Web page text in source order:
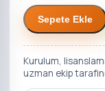
Sepete Ekle
Kurulum,
uzman ekip